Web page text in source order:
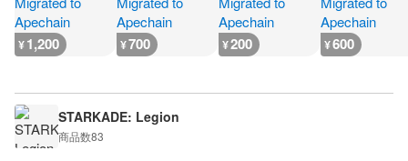
¥1,200 ¥700 ¥200 ¥600
STARKADE: Legion
商品数83